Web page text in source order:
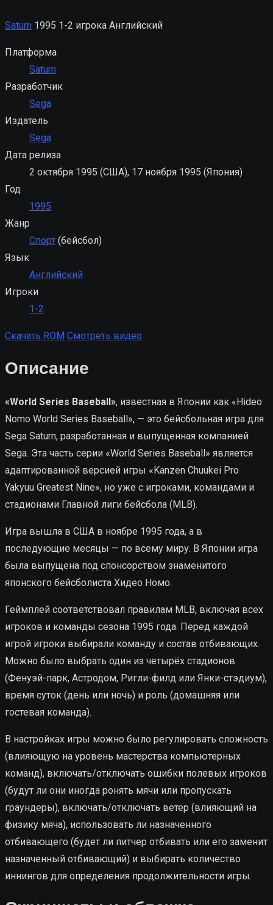
Saturn 1995 1-2 игрока Английский
Платформа
Saturn
Разработчик
Sega
Издатель
Sega
Дата релиза
2 октября 1995 (США), 17 ноября 1995 (Япония)
Год
1995
Жанр
Спорт (бейсбол)
Язык
Английский
Игроки
1-2
Скачать ROM Смотреть видео
Описание
«World Series Baseball», известная в Японии как «Hideo
Nomo World Series Baseball», — это бейсбольная игра для
Sega Saturn, разработанная и выпущенная компанией
Sega. Эта часть серии «World Series Baseball» является
адаптированной версией игры «Kanzen Chuukei Pro
Yakyuu Greatest Nine», но уже с игроками, командами и
стадионами Главной лиги бейсбола (MLB).
Игра вышла в США в ноябре 1995 года, а в
последующие месяцы — по всему миру. В Японии игра
была выпущена под спонсорством знаменитого
японского бейсболиста Хидео Номо.
Геймплей соответствовал правилам MLB, включая всех
игроков и команды сезона 1995 года. Перед каждой
игрой игроки выбирали команду и состав отбивающих.
Можно было выбрать один из четырёх стадионов
(Фенуэй-парк, Астродом, Ригли-филд или Янки-стэдиум),
время суток (день или ночь) и роль (домашняя или
гостевая команда).
В настройках игры можно было регулировать сложность
(влияющую на уровень мастерства компьютерных
команд), включать/отключать ошибки полевых игроков
(будут ли они иногда ронять мячи или пропускать
граундеры), включать/отключать ветер (влияющий на
физику мяча), использовать ли назначенного
отбивающего (будет ли питчер отбивать или его заменит
назначенный отбивающий) и выбирать количество
иннингов для определения продолжительности игры.